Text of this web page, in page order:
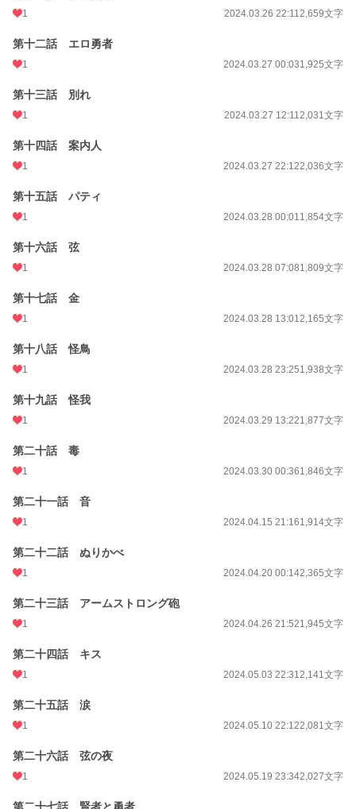
1 2024.03.26 22:112,659文字
第十二話 エロ勇者
1 2024.03.27 00:031,925文字
第十三話 別れ
1 2024.03.27 12:112,031文字
第十四話 案内人
1 2024.03.27 22:122,036文字
第十五話 パティ
1 2024.03.28 00:011,854文字
第十六話 弦
1 2024.03.28 07:081,809文字
第十七話 金
1 2024.03.28 13:012,165文字
第十八話 怪鳥
1 2024.03.28 23:251,938文字
第十九話 怪我
1 2024.03.29 13:221,877文字
第二十話 毒
1 2024.03.30 00:361,846文字
第二十一話 音
1 2024.04.15 21:161,914文字
第二十二話 ぬりかべ
1 2024.04.20 00:142,365文字
第二十三話 アームストロング砲
1 2024.04.26 21:521,945文字
第二十四話 キス
1 2024.05.03 22:312,141文字
第二十五話 涙
1 2024.05.10 22:122,081文字
第二十六話 弦の夜
1 2024.05.19 23:342,027文字